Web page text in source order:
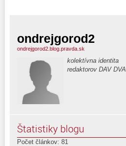
ondrejgorod2
ondrejgorod2.blog.pravda.sk
kolektívna identita
redaktorov DAV DVA
Štatistiky blogu
Počet článkov: 81